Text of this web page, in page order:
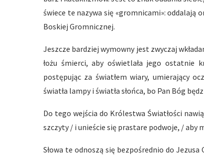
świece te nazywa się «gromnicami»: oddalają
Boskiej Gromnicznej.
Jeszcze bardziej wymowny jest zwyczaj
łożu śmierci, aby oświetlała jego ostatnie
postępując za światłem wiary, umierający
światła lampy i światła słońca, bo Pan Bóg
Do tego wejścia do Królestwa Światłości
szczyty / i unieście się prastare podwoje, / aby
Słowa te odnoszą się bezpośrednio do